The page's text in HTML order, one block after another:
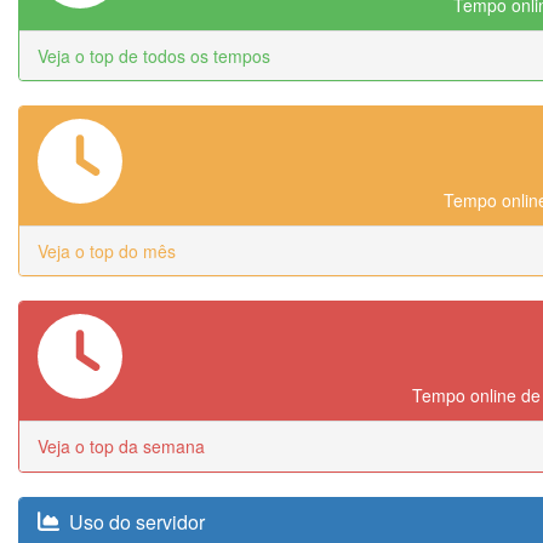
Veja o top de todos os tempos
Tempo
Veja o top do mês
Tempo online
Veja o top da semana
Uso do servidor